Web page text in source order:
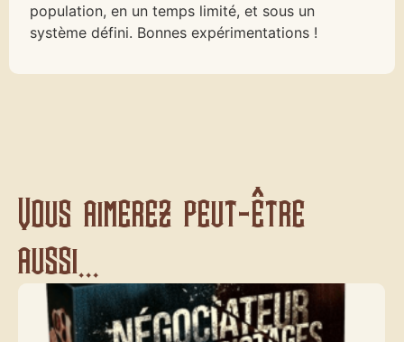
population, en un temps limité, et sous un
système défini. Bonnes expérimentations !
Vous aimerez peut-être
aussi...